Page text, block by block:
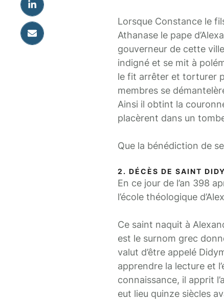
Lorsque Constance le
Athanase le pape
gouverneur de cette
indigné et se mit à
le fit arrêter et torturer
membres se
Ainsi il obtint la
placèrent dans un
Que la bénédiction de
2. DÉCÈS DE SAINT
En ce jour de l’an 398
l’école théologique
Ce saint naquit à
est le surnom grec
valut d’être appelé
apprendre la lecture et
connaissance, il apprit
eut lieu quinze siècles